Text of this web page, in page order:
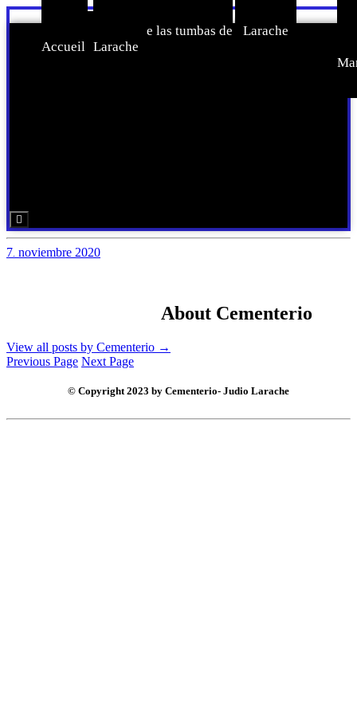
Accueil
Censo de las tumbas de
Larache
Larache
Menú conmutador hamburguesa
7. noviembre 2020
About Cementerio
View all posts by Cementerio →
Previous Page Next Page
© Copyright 2023 by Cementerio- Judio Larache